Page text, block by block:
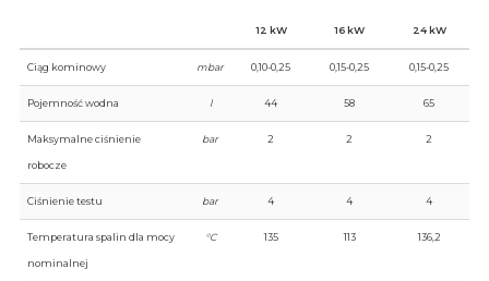
12 kW 16 kW 24 kW
Ciąg kominowy mbar 0,10-0,25 0,15-0,25 0,15-0,25
Pojemność wodna l 44 58 65
Maksymalne ciśnienie
robocze
bar 2 2 2
Ciśnienie testu bar 4 4 4
Temperatura spalin dla mocy
nominalnej
°C 135 113 136,2